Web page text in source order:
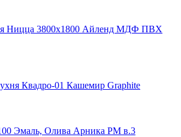
Ницца 3800х1800 Айленд МДФ ПВХ
Квадро-01 Кашемир Graphite
Эмаль, Олива Арника РМ в.3